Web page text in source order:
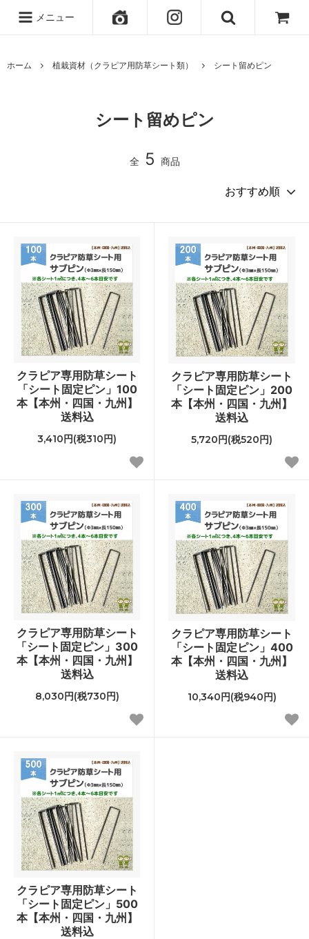
メニュー
ホーム 植栽資材（クラピア用防草シート類） シート留めピン
シート留めピン
全 5 商品
クラピア専用防草シート
「シート固定ピン」100
本【本州・四国・九州】
送料込
3,410円(税310円)
クラピア専用防草シート
「シート固定ピン」200
本【本州・四国・九州】
送料込
5,720円(税520円)
クラピア専用防草シート
「シート固定ピン」300
本【本州・四国・九州】
送料込
8,030円(税730円)
クラピア専用防草シート
「シート固定ピン」400
本【本州・四国・九州】
送料込
10,340円(税940円)
クラピア専用防草シート
「シート固定ピン」500
本【本州・四国・九州】
送料込